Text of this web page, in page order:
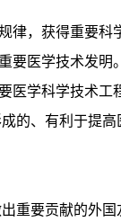
律，获得重要科
要医学技术发明。
医学科学技术工
的、有利于提
重要贡献的外国